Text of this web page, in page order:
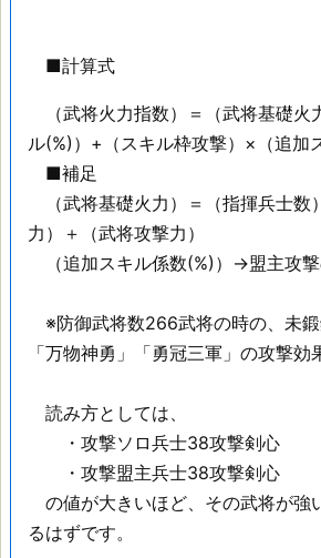
■計算式
（武将火力指数）＝（武将基礎火
ル(%)）+（スキル枠攻撃）×（追加
■補足
（武将基礎火力）＝（指揮兵士数
力）＋（武将攻撃力）
（追加スキル係数(%)）→盟主攻
※防御武将数266武将の時の、未鍛
「万物神勇」「勇冠三軍」の攻撃効
読み方としては、
・攻撃ソロ兵士38攻撃剣心
・攻撃盟主兵士38攻撃剣心
の値が大きいほど、その武将が強
るはずです。